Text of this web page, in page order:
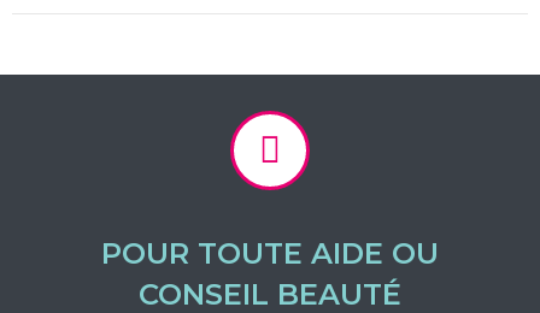
POUR TOUTE AIDE OU
CONSEIL BEAUTÉ